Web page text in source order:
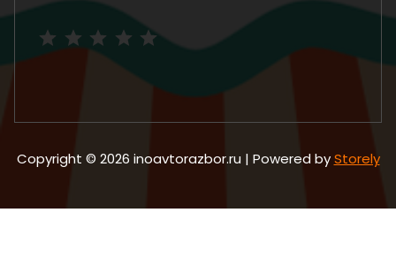
Copyright © 2026 inoavtorazbor.ru | Powered byStorely